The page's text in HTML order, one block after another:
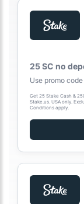
25 SC no
Use promo code
Get 25 Stake Cash &
Stake.us. USA only.
Conditions apply.